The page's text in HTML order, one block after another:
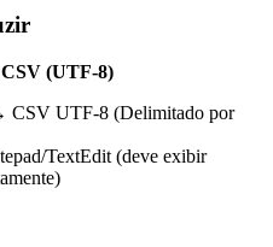
(UTF-8)
UTF-8 (Delimitado por
TextEdit (deve exibir